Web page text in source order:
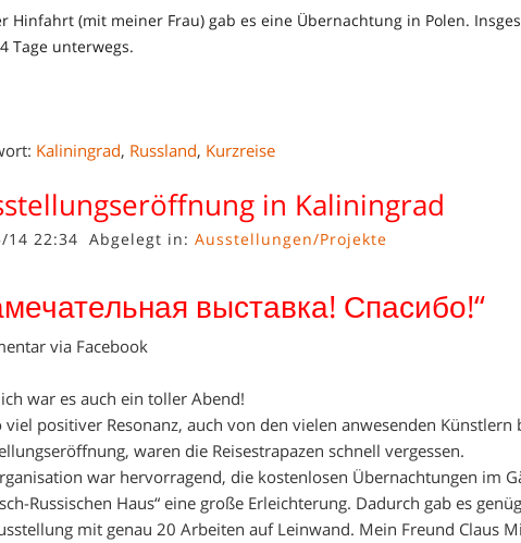
Hinfahrt (mit meiner Frau) gab es eine Übernachtung in Polen.
Tage unterwegs.
Kaliningrad, Russland, Kurzreise
in Kaliningrad
14 22:34 Abgelegt in: Ausstellungen/Projekte
выставка! Спасибо!“
via Facebook
war es auch ein toller Abend!
viel positiver Resonanz, auch von den vielen anwesenden Künstlern
waren die Reisestrapazen schnell vergessen.
war hervorragend, die kostenlosen Übernachtungen im
Russischen Haus“ eine große Erleichterung. Dadurch gab es
mit genau 20 Arbeiten auf Leinwand. Mein Freund Claus